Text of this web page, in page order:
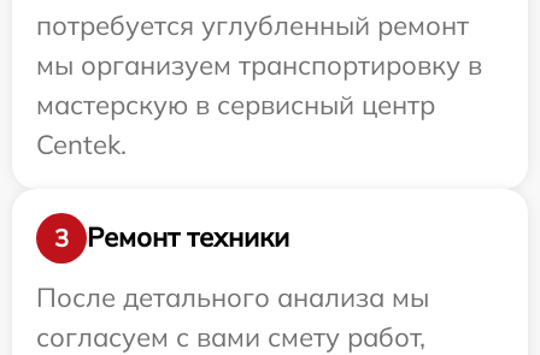
потребуется углубленный ремонт
мы организуем транспортировку в
мастерскую в сервисный центр
Centek.
3
Ремонт техники
После детального анализа мы
согласуем с вами смету работ,